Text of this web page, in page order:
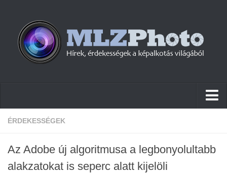
Hírek
Cikkek
ÉRDEKESSÉGEK
Az Adobe új algoritmusa a legbonyolultabb
alakzatokat is seperc alatt kijelöli